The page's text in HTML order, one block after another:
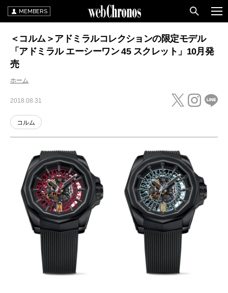
MEMBERS
＜コルム＞アドミラルコレクションの限定モデル
「アドミラル エーシーワン 45 スクレット」10月発
売
ホーム
2018.08.31
コルム